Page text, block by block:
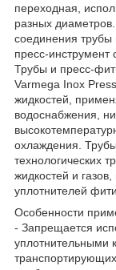
переходная,
разных
соединения трубы
пресс-инструмент
Трубы и пресс-
Varmega Inox
жидкостей,
водоснабжения,
охлаждения.
технологических
жидкостей и
уплотнителей
Особенности
- Запрещается
уплотнительными